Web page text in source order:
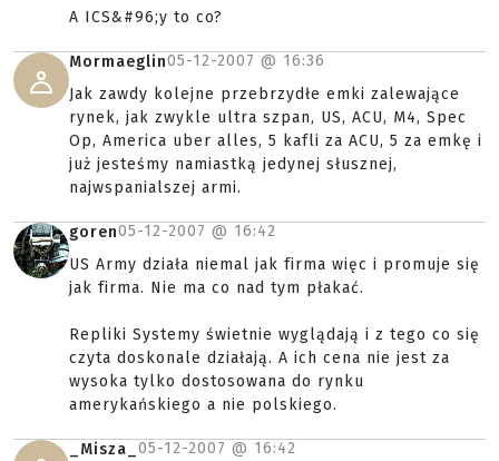
A ICS&#96;y to co?
Mormaeglin05-12-2007 @ 16:36
Jak zawdy kolejne przebrzydłe emki zalewające
rynek, jak zwykle ultra szpan, US, ACU, M4, Spec
Op, America uber alles, 5 kafli za ACU, 5 za emkę i
już jesteśmy namiastką jedynej słusznej,
najwspanialszej armi.
goren05-12-2007 @ 16:42
US Army działa niemal jak firma więc i promuje się
jak firma. Nie ma co nad tym płakać.
Repliki Systemy świetnie wyglądają i z tego co się
czyta doskonale działają. A ich cena nie jest za
wysoka tylko dostosowana do rynku
amerykańskiego a nie polskiego.
_Misza_ 05-12-2007 @ 16:42